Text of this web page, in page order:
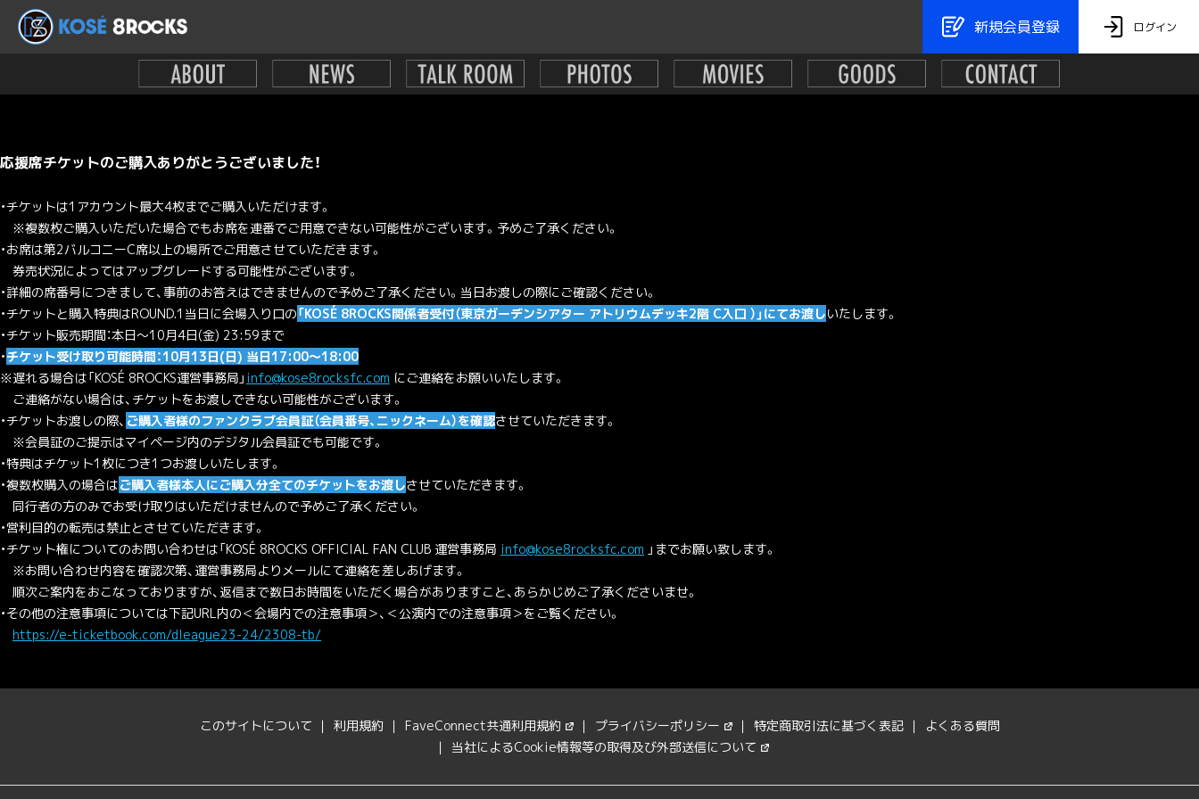
新規会員登録 ログイン
応援席チケットのご購入ありがとうございました！
・チケットは1アカウント最大4枚までご購入いただけます。
※複数枚ご購入いただいた場合でもお席を連番でご用意できない可能性がございます。予めご了承ください。
・お席は第2バルコニーC席以上の場所でご用意させていただきます。
券売状況によってはアップグレードする可能性がございます。
・詳細の席番号につきまして、事前のお答えはできませんので予めご了承ください。当日お渡しの際にご確認ください。
・チケットと購入特典はROUND.1当日に会場入り口の「KOSÉ 8ROCKS関係者受付（東京ガーデンシアター アトリウムデッキ2階 C入口 ）」にてお渡しいたします。
・チケット販売期間：本日～10月4日(金) 23:59まで
・チケット受け取り可能時間：10月13日(日) 当日17:00～18:00
※遅れる場合は「KOSÉ 8ROCKS運営事務局」 info@kose8rocksfc.com にご連絡をお願いいたします。
ご連絡がない場合は、チケットをお渡しできない可能性がございます。
・チケットお渡しの際、 ご購入者様のファンクラブ会員証（会員番号、ニックネーム）を確認させていただきます。
※会員証のご提示はマイページ内のデジタル会員証でも可能です。
・特典はチケット1枚につき1つお渡しいたします。
・複数枚購入の場合はご購入者様本人にご購入分全てのチケットをお渡しさせていただきます。
同行者の方のみでお受け取りはいただけませんので予めご了承ください。
・営利目的の転売は禁止とさせていただきます。
・チケット権についてのお問い合わせは「KOSÉ 8ROCKS OFFICIAL FAN CLUB 運営事務局 info@kose8rocksfc.com 」までお願い致します。
※お問い合わせ内容を確認次第、運営事務局よりメールにて連絡を差しあげます。
順次ご案内をおこなっておりますが、返信まで数日お時間をいただく場合がありますこと、あらかじめご了承くださいませ。
・その他の注意事項については下記URL内の＜会場内での注意事項＞、＜公演内での注意事項＞をご覧ください。
https://e-ticketbook.com/dleague23-24/2308-tb/
このサイトについて 利用規約 FaveConnect共通利用規約 プライバシーポリシー 特定商取引法に基づく表記
よくある質問
当社によるCookie情報等の取得及び外部送信について